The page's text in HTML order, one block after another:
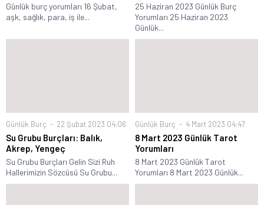
Günlük burç yorumları 16 Şubat,
aşk, sağlık, para, iş ile...
25 Haziran 2023 Günlük Burç
Yorumları 25 Haziran 2023
Günlük...
Günlük Burç 22 Şubat 2023 04:06
Su Grubu Burçları: Balık,
Akrep, Yengeç
Su Grubu Burçları Gelin Sizi Ruh
Hallerimizin Sözcüsü Su Grubu...
Günlük Burç 4 Mart 2023 04:47
8 Mart 2023 Günlük Tarot
Yorumları
8 Mart 2023 Günlük Tarot
Yorumları 8 Mart 2023 Günlük...